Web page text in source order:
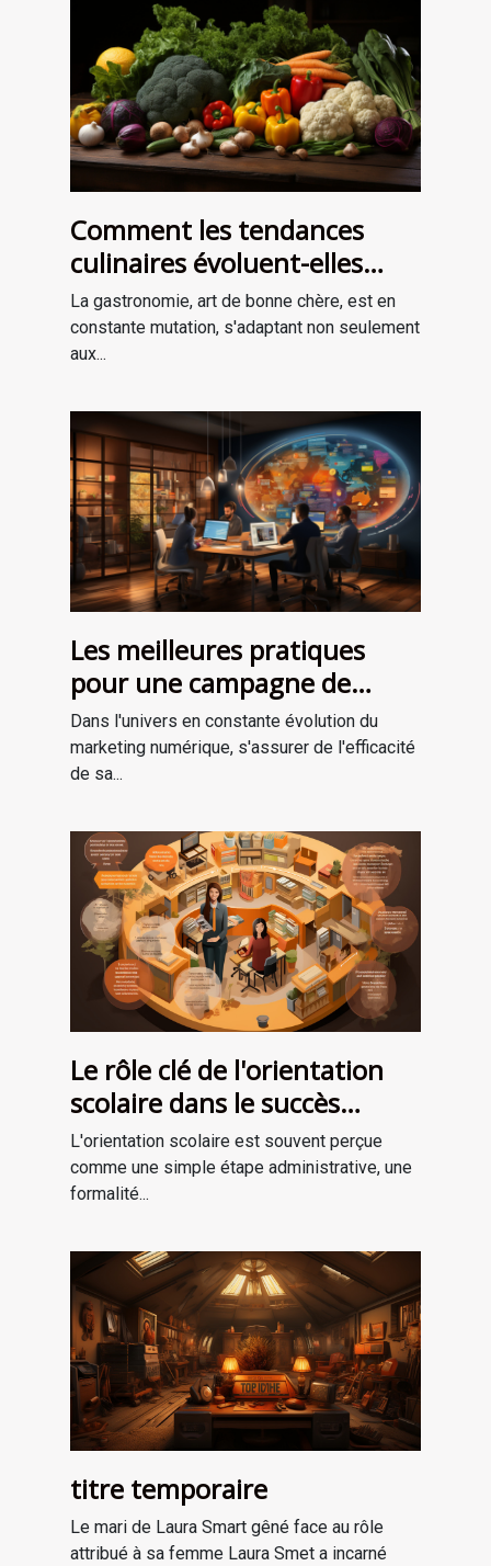
Comment les tendances
culinaires évoluent-elles
avec les saisons ?
La gastronomie, art de bonne chère, est en
constante mutation, s'adaptant non seulement
aux...
Les meilleures pratiques
pour une campagne de
marketing numérique
réussie
Dans l'univers en constante évolution du
marketing numérique, s'assurer de l'efficacité
de sa...
Le rôle clé de l'orientation
scolaire dans le succès
professionnel
L'orientation scolaire est souvent perçue
comme une simple étape administrative, une
formalité...
titre temporaire
Le mari de Laura Smart gêné face au rôle
attribué à sa femme Laura Smet a incarné